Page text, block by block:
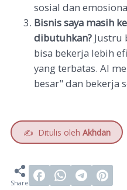
sosial dan
Bisnis saya masih
dibutuhkan? Justru
bisa bekerja lebih
yang terbatas. AI
besar" dan bekerja
✍️ Ditulis oleh Akhdan